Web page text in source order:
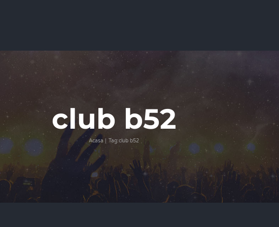
club b52
Acasa Tag:club b52